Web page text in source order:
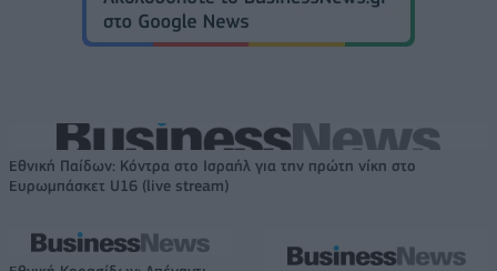
Εθνική Παίδων: Κόντρα στο Ισραήλ για την πρώτη νίκη στο
Ευρωμπάσκετ U16 (live stream)